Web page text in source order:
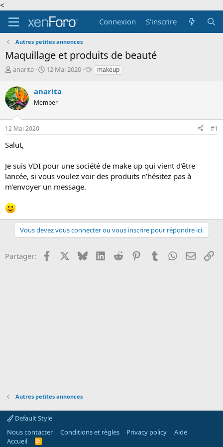
<
Connexion
S'inscrire
Autres petites annonces
Maquillage et produits de beauté
A
t
e
u
d
e
l
a
i
s
c
s
s
i
n
anarita
D
e
d
d
12 Mai 2020
Tmakeup
anarita
Member
12 Mai 2020 #1
Salut,
Je suis VDI pour une société de make up qui vient d'être
lancée, si vous voulez voir des produits n’hésitez pas à
m'envoyer un message.
Vous devez vous connecter ou vous inscrire pour répondre ici.
Partager: Facebook BlueskyLinkedInReddit PinterestTumblrWhatsApp
Email
Autres petites annonces
Default Style
Nous contacter
Conditions et règles Privacy policy
Aide
Accueil
R